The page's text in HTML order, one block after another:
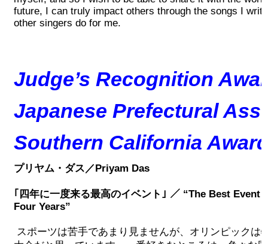
future, I can truly impact others through the songs I
other singers do for me.
Judge’s Recognition
Japanese Prefectural
Southern California
プリヤム・ダス／Priyam Das
｢四年に一度来る最高のイベント｣ ／ “The Best Event
Four Years”
スポーツは苦手であまり見ませんが、オリンピックは